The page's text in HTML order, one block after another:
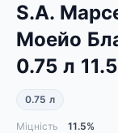
S.A.
Моейо
0.75 л
0.75 л
Міцність
11.5%